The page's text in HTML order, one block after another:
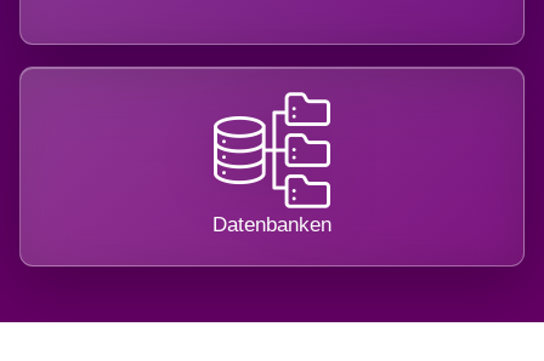
Datenbanken